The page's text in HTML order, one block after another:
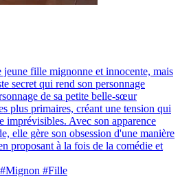
jeune fille mignonne et innocente, mais
secret qui rend son personnage
de sa petite belle-sœur
plus primaires, créant une tension qui
imprévisibles. Avec son apparence
elle gère son obsession d'une manière
proposant à la fois de la comédie et
#Fille